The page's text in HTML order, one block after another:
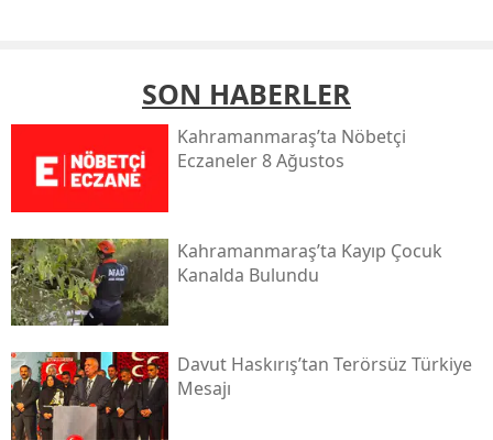
SON HABERLER
Kahramanmaraş’ta Nöbetçi
Eczaneler 8 Ağustos
Kahramanmaraş’ta Kayıp Çocuk
Kanalda Bulundu
Davut Haskırış’tan Terörsüz Türkiye
Mesajı